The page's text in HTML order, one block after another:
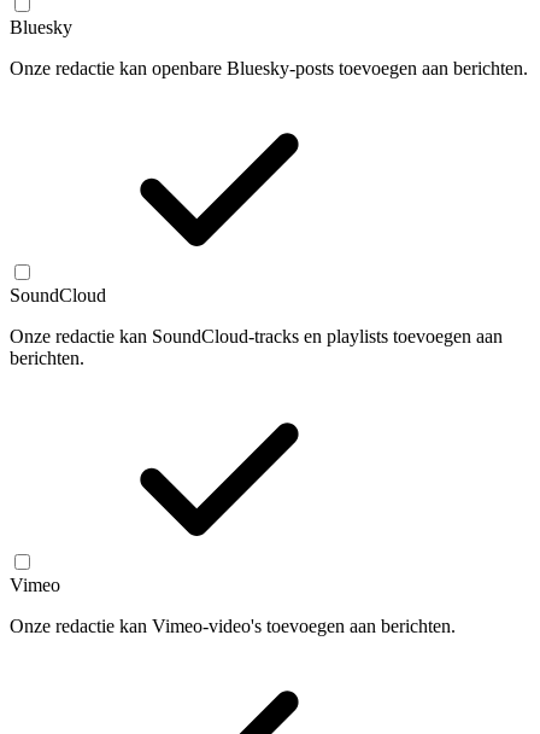
Bluesky
Onze redactie kan openbare Bluesky-posts toevoegen aan berichten.
SoundCloud
Onze redactie kan SoundCloud-tracks en playlists toevoegen aan
berichten.
Vimeo
Onze redactie kan Vimeo-video's toevoegen aan berichten.